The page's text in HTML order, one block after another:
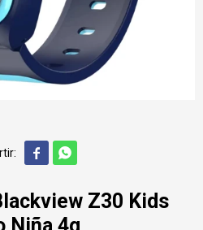
 
Z30 Kids